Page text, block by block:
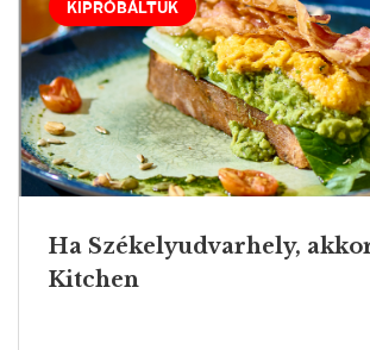
KIPRÓBÁLTUK
Ha Székelyudvarhely,
Kitchen